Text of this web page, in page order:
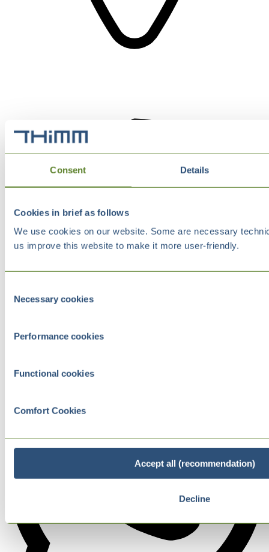
Consent Details
Cookies in brief as follows
We use cookies on our website. Some are necessary
us improve this website to make it more user-friendly.
Selection
Necessary cookies
Performance cookies
Functional cookies
Comfort Cookies
Accept all (recommendation)
Decline